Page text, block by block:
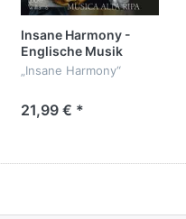
Insane Harmony -
Englische Musik
1650-1700
„Insane Harmony“
1700
21,99 € *